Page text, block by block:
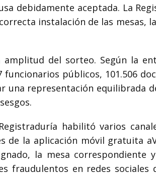
debidamente aceptada. La
instalación de las mesas,
del sorteo. Según la
funcionarios públicos, 101.506
una representación equilibrada
habilitó varios
de la aplicación móvil gratuita
la mesa correspondiente
fraudulentos en redes